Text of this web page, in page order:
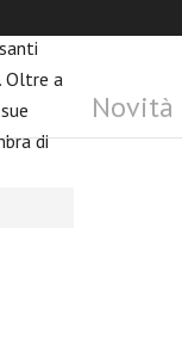
Oltre a
di
Novità